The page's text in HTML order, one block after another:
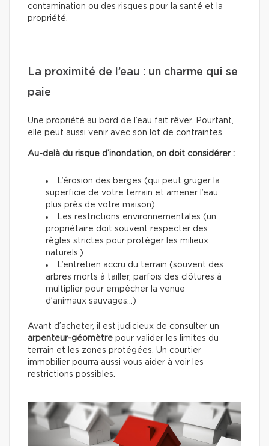
contamination ou des risques pour la santé et la
propriété.
La proximité de l’eau : un charme qui se
paie
Une propriété au bord de l’eau fait rêver. Pourtant,
elle peut aussi venir avec son lot de contraintes.
Au-delà du risque d’inondation, on doit considérer :
L’érosion des berges (qui peut gruger la
superficie de votre terrain et amener l’eau
plus près de votre maison)
Les restrictions environnementales (un
propriétaire doit souvent respecter des
règles strictes pour protéger les milieux
naturels.)
L’entretien accru du terrain (souvent des
arbres morts à tailler, parfois des clôtures à
multiplier pour empêcher la venue
d’animaux sauvages…)
Avant d’acheter, il est judicieux de consulter un
arpenteur-géomètre pour valider les limites du
terrain et les zones protégées. Un courtier
immobilier pourra aussi vous aider à voir les
restrictions possibles.